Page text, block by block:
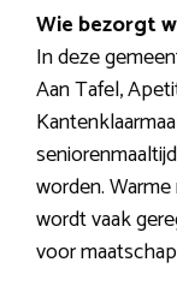
Wie bezorgt
In deze
Aan Tafel,
worden.
wordt vaak
voor